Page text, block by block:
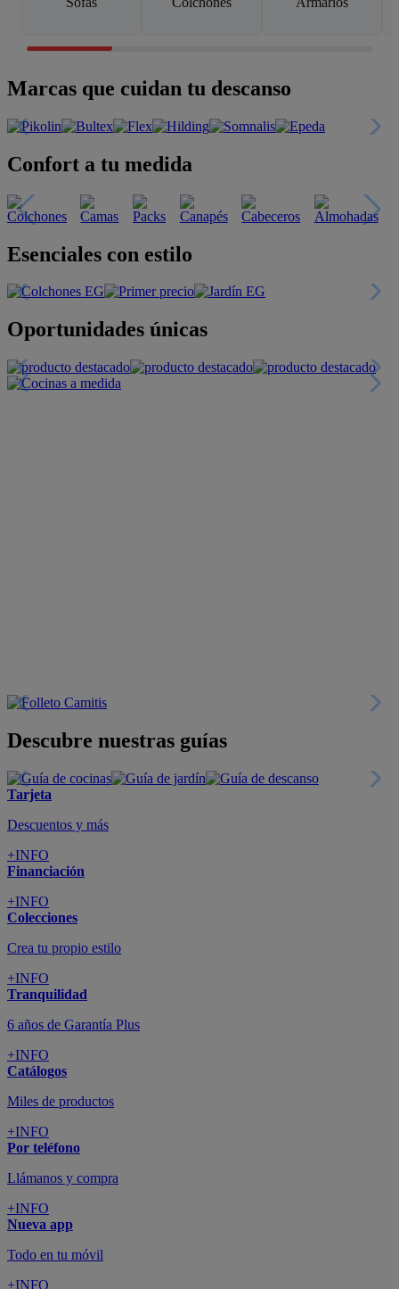
Marcas que cuidan tu descanso
Confort a tu medida
Esenciales con estilo
Oportunidades únicas
Descubre nuestras guías
Tarjeta
Descuentos y más
+INFO
Financiación
+INFO
Colecciones
Crea tu propio estilo
+INFO
Tranquilidad
6 años de Garantía Plus
+INFO
Catálogos
Miles de productos
+INFO
Por teléfono
Llámanos y compra
+INFO
Nueva app
Todo en tu móvil
+INFO